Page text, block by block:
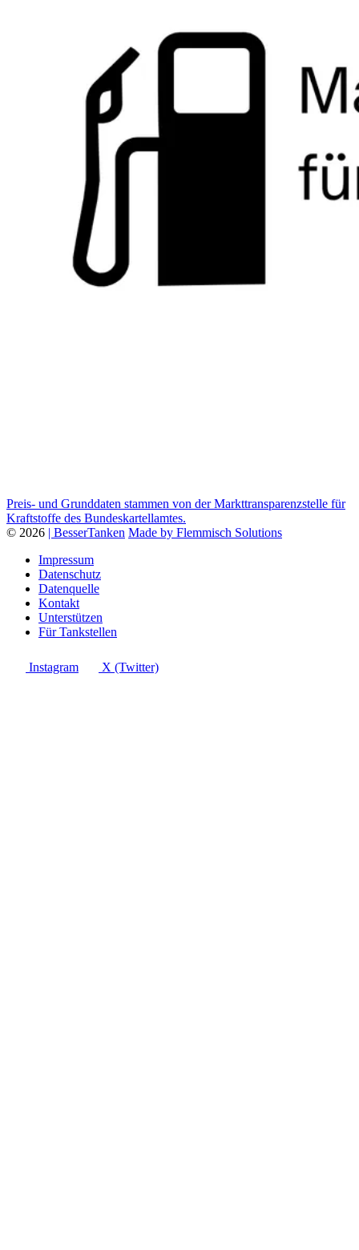
Preis- und Grunddaten stammen von der Markttransparenzstelle für
Kraftstoffe des Bundeskartellamtes.
© 2026 | BesserTanken Made by Flemmisch Solutions
Impressum
Datenschutz
Datenquelle
Kontakt
Unterstützen
Für Tankstellen
Instagram X (Twitter)